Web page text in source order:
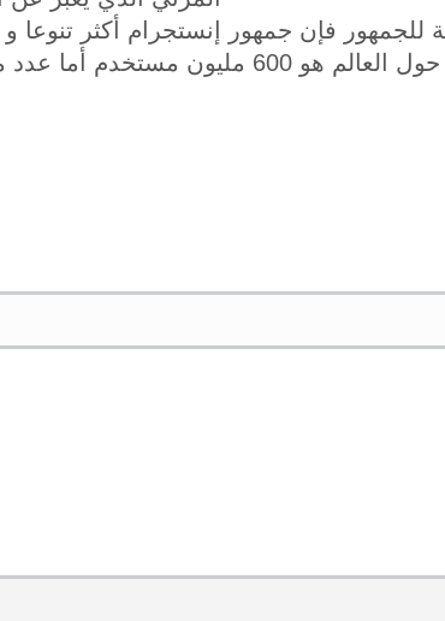
للجمهور فإن جمهور إنستجرام أكثر
حول العالم هو 600 مليون مستخدم أما عدد مستخدمي بنترست فهو 200 مليون فقط.